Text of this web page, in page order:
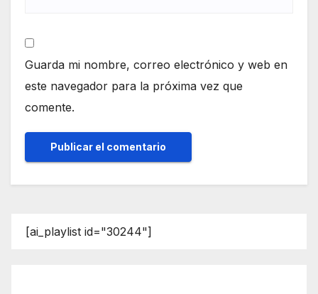
Guarda mi nombre, correo electrónico y web en
este navegador para la próxima vez que
comente.
[ai_playlist id="30244"]